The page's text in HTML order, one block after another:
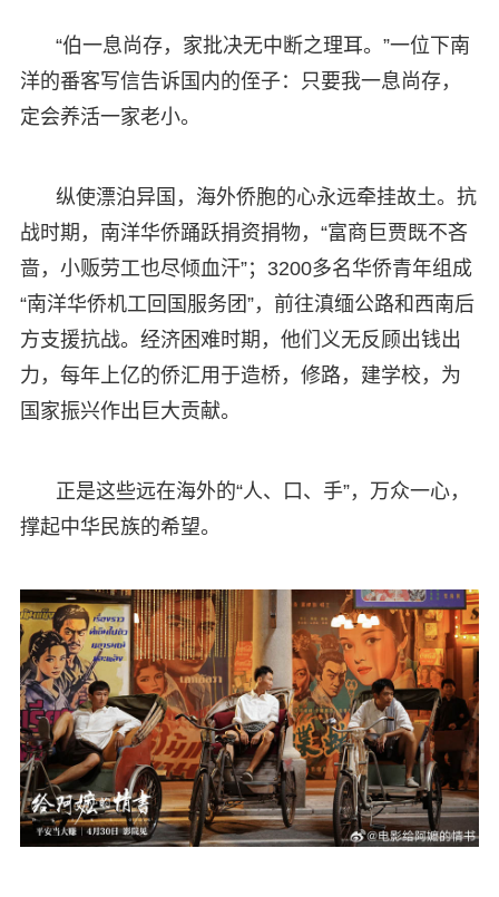
“伯一息尚存，家批决无中断之理耳。”一位下南
洋的番客写信告诉国内的侄子：只要我一息尚存，
定会养活一家老小。
纵使漂泊异国，海外侨胞的心永远牵挂故土。抗
战时期，南洋华侨踊跃捐资捐物，“富商巨贾既不吝
啬，小贩劳工也尽倾血汗”；3200多名华侨青年组成
“南洋华侨机工回国服务团”，前往滇缅公路和西南后
方支援抗战。经济困难时期，他们义无反顾出钱出
力，每年上亿的侨汇用于造桥，修路，建学校，为
国家振兴作出巨大贡献。
正是这些远在海外的“人、口、手”，万众一心，
撑起中华民族的希望。